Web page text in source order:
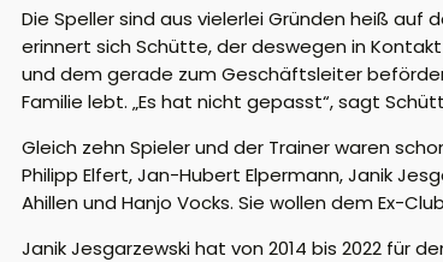
Die Speller sind aus vielerlei Gründen heiß
erinnert sich Schütte, der deswegen in
und dem gerade zum Geschäftsleiter
Familie lebt. „Es hat nicht gepasst“, sagt
Gleich zehn Spieler und der Trainer waren
Philipp Elfert, Jan-Hubert Elpermann, Janik
Ahillen und Hanjo Vocks. Sie wollen dem Ex-
Janik Jesgarzewski hat von 2014 bis 2022 für